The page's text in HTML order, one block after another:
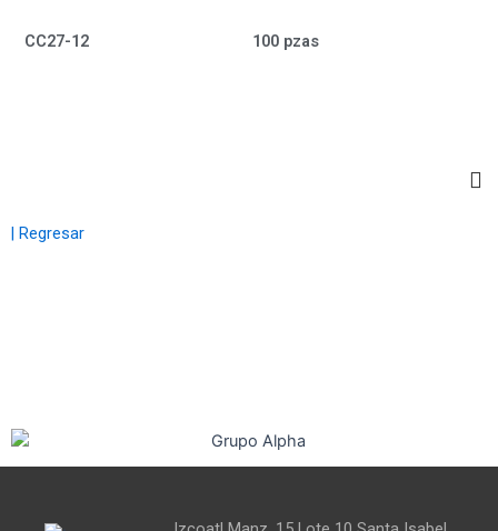
CC27-12 100 pzas
| Regresar